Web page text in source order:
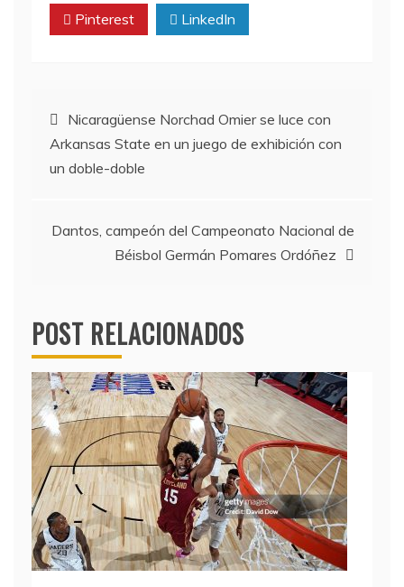
Pinterest LinkedIn
Navegación
de
Nicaragüense Norchad Omier se luce con
Arkansas State en un juego de exhibición con
un doble-doble
Dantos, campeón del Campeonato Nacional de
Béisbol Germán Pomares Ordóñez
POST RELACIONADOS